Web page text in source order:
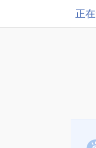
正